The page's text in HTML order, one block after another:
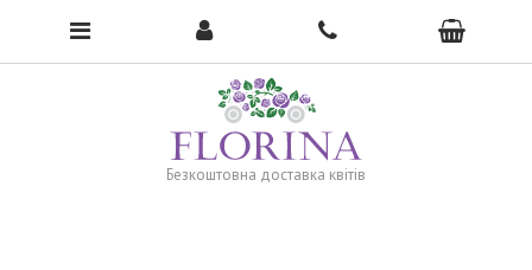
Безкоштовна доставка квітів
To open the menu, click here →